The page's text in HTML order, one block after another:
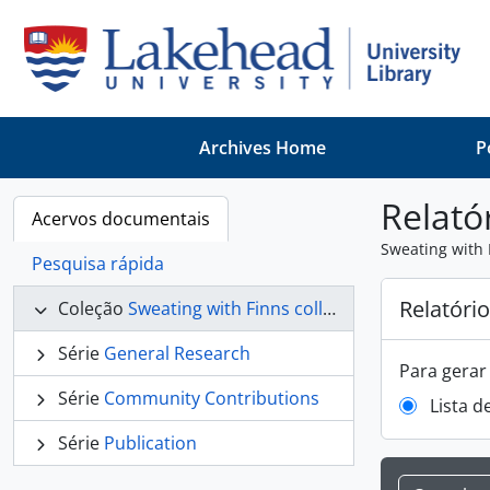
Archives Home
Acervos documentais
Pesquisa rápida
Coleção Sweating with Finns collection
Série General Research
Série Community Contributions
Série Publication
Sweating with
Para
Lista